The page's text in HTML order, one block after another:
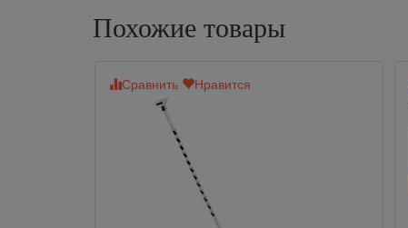
Похожие товары
Сравнить Нравится